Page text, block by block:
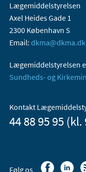
Lægemiddelstyrelsen
Axel Heides Gade 1
2300 København S
Email: dkma@dkma.dk
Lægemiddelstyrelsen
Sundheds- og
Kontakt
44 88 95 95 (kl.
Følg os